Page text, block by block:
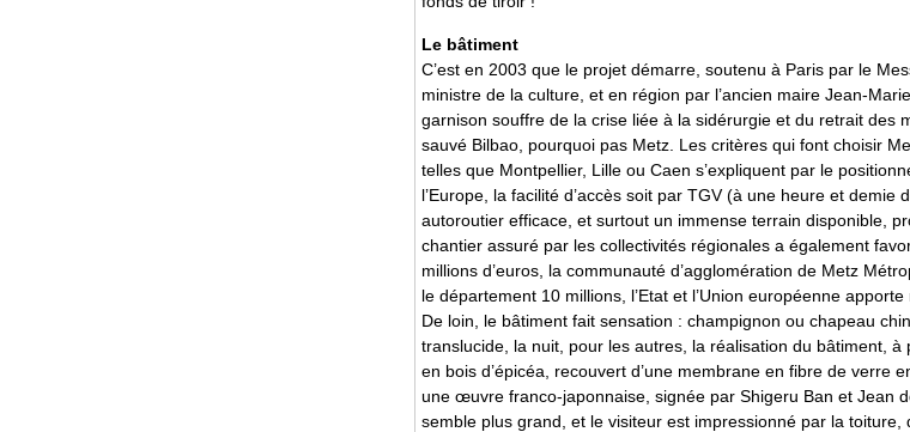
Le bâtiment
C’est en 2003 que le projet démarre, soutenu à Paris par le
ministre de la culture, et en région par l’ancien maire Jean-
garnison souffre de la crise liée à la sidérurgie et du retrait des
sauvé Bilbao, pourquoi pas Metz. Les critères qui font choisir
telles que Montpellier, Lille ou Caen s’expliquent par le
l’Europe, la facilité d’accès soit par TGV (à une heure et demie
autoroutier efficace, et surtout un immense terrain disponible,
chantier assuré par les collectivités régionales a également
millions d’euros, la communauté d’agglomération de Metz
le département 10 millions, l’Etat et l’Union européenne
De loin, le bâtiment fait sensation : champignon ou chapeau
translucide, la nuit, pour les autres, la réalisation du bâtiment,
en bois d’épicéa, recouvert d’une membrane en fibre de verre
une œuvre franco-japonnaise, signée par Shigeru Ban et Jean
semble plus grand, et le visiteur est impressionné par la toiture,